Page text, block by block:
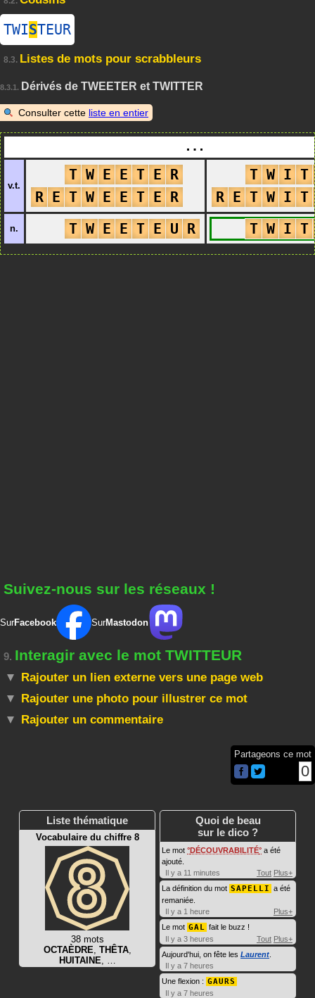
TWISTEUR
8.3. Listes de mots pour scrabbleurs
8.3.1. Dérivés de TWEETER et TWITTER
Consulter cette liste en entier
…
v.t.
T W E E T E R
R E T W E E T E R
T W I T
R E T W I T
n. T W E E T E U R T W I T
Suivez-nous sur les réseaux !
SurFacebook SurMastodon
9. Interagir avec le mot TWITTEUR
Rajouter un lien externe vers une page web
Rajouter une photo pour illustrer ce mot
Rajouter un commentaire
Partageons ce mot
0
Liste thématique
Vocabulaire du chiffre 8
38 mots
OCTAÈDRE, THÊTA,
HUITAINE, …
Quoi de beau
sur le dico ?
Le mot DÉCOUVRABILITÉ a été
ajouté.
Il y a 11 minutes
Tout Plus+
La définition du mot SAPELLI a été
remaniée.
Il y a 1 heure
Plus+
Le mot GAL fait le buzz !
Il y a 3 heures
Tout Plus+
Aujourd'hui, on fête les Laurent
Il y a 7 heures
Une flexion : GAURS
Il y a 7 heures